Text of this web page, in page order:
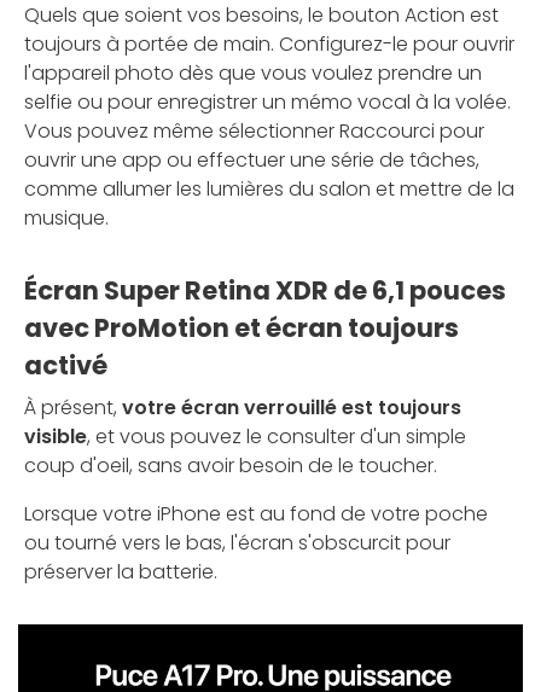
Quels que soient vos besoins, le bouton Action est
toujours à portée de main. Configurez-le pour ouvrir
l'appareil photo dès que vous voulez prendre un
selfie ou pour enregistrer un mémo vocal à la volée.
Vous pouvez même sélectionner Raccourci pour
ouvrir une app ou effectuer une série de tâches,
comme allumer les lumières du salon et mettre de la
musique.
Écran Super Retina XDR de 6,1 pouces
avec ProMotion et écran toujours
activé
À présent, votre écran verrouillé est toujours
visible, et vous pouvez le consulter d'un simple
coup d'oeil, sans avoir besoin de le toucher.
Lorsque votre iPhone est au fond de votre poche
ou tourné vers le bas, l'écran s'obscurcit pour
préserver la batterie.